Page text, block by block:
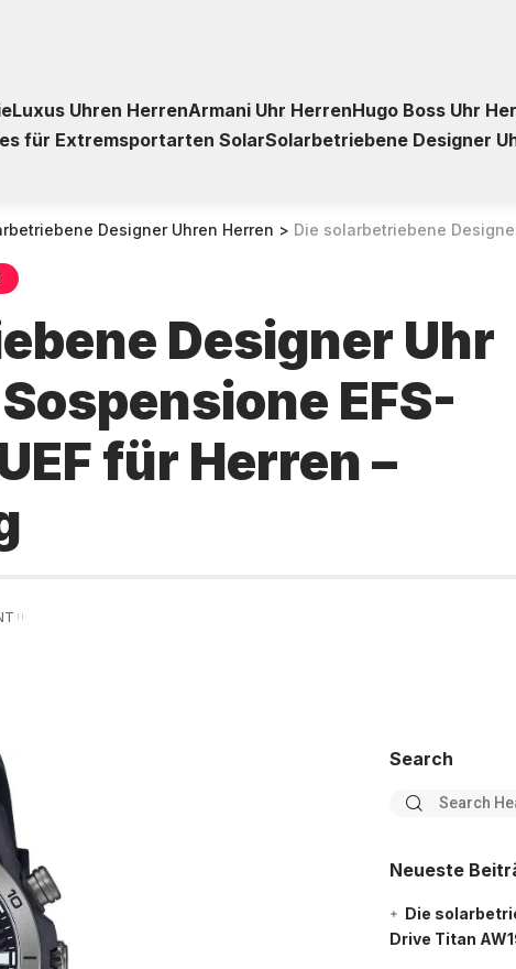
Luxus Uhren HerrenArmani Uhr HerrenHugo Boss Uhr
für Extremsportarten SolarSolarbetriebene Designer
Designer Uhren Herren > Die solarbetriebene Designer Uhr Casio Edifice Sospensione EFS-S640PB-1AVUEF für
Designer Uhr
EFS-
für Herren –
Search
Neueste
Die
Drive Titan